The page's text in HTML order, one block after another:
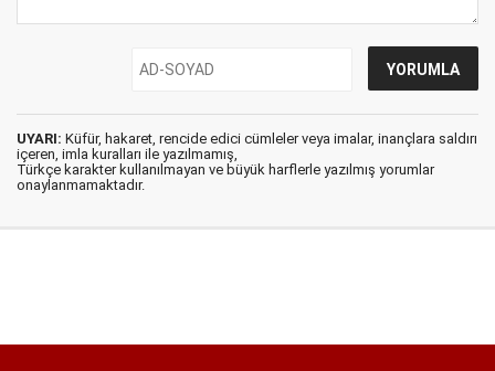
UYARI: Küfür, hakaret, rencide edici cümleler veya imalar, inançlara saldırı
içeren, imla kuralları ile yazılmamış,
Türkçe karakter kullanılmayan ve büyük harflerle yazılmış yorumlar
onaylanmamaktadır.